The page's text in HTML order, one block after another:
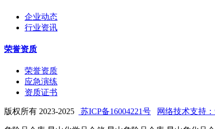
企业动态
行业资讯
荣誉资质
荣誉资质
应急演练
资质证书
版权所有 2023-2025 苏ICP备16004221号 网络技术支持